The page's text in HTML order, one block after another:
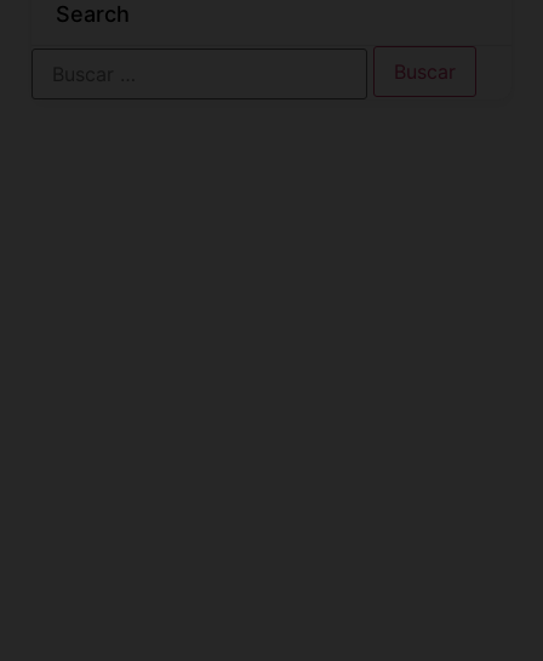
Search